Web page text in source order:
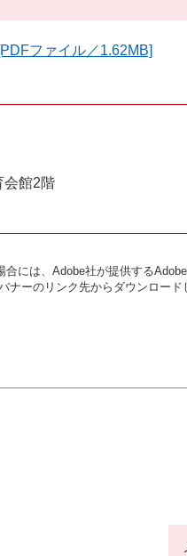
ファイル／1.62MB]
館2階
には、Adobe社が提供するAdobe
ナーのリンク先からダウンロード